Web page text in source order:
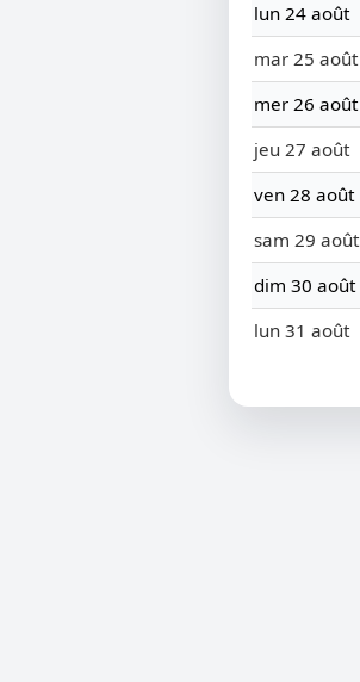
lun 24 août
mar 25 août
mer 26 août
jeu 27 août
ven 28 août
sam 29 août
dim 30 août
lun 31 août